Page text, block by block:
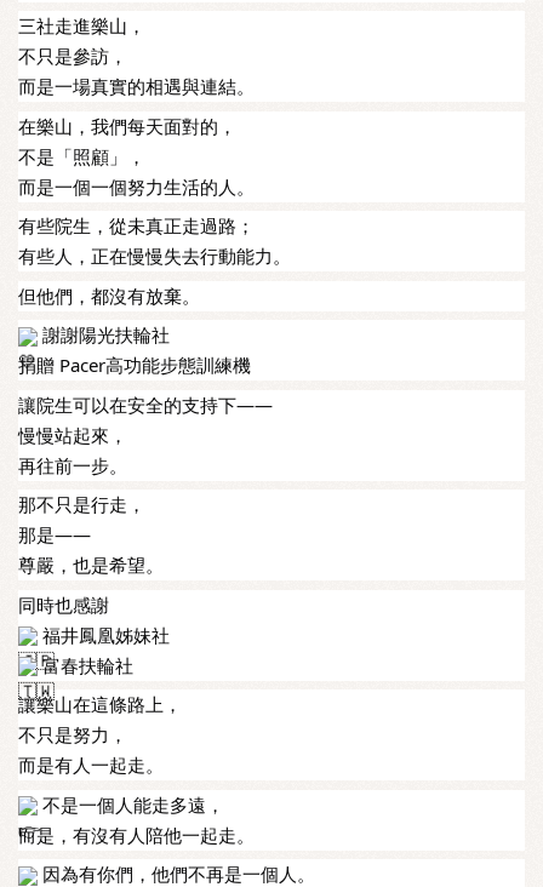
三社走進樂山，
不只是參訪，
而是一場真實的相遇與連結。
在樂山，我們每天面對的，
不是「照顧」，
而是一個一個努力生活的人。
有些院生，從未真正走過路；
有些人，正在慢慢失去行動能力。
但他們，都沒有放棄。
謝謝陽光扶輪社
捐贈 Pacer高功能步態訓練機
讓院生可以在安全的支持下——
慢慢站起來，
再往前一步。
那不只是行走，
那是——
尊嚴，也是希望。
同時也感謝
福井鳳凰姊妹社
富春扶輪社
讓樂山在這條路上，
不只是努力，
而是有人一起走。
不是一個人能走多遠，
而是，有沒有人陪他一起走。
因為有你們，他們不再是一個人。